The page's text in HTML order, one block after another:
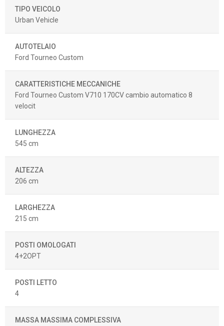
TIPO VEICOLO
Urban Vehicle
AUTOTELAIO
Ford Tourneo Custom
CARATTERISTICHE MECCANICHE
Ford Tourneo Custom V710 170CV cambio automatico 8
velocit
LUNGHEZZA
545 cm
ALTEZZA
206 cm
LARGHEZZA
215 cm
POSTI OMOLOGATI
4+2OPT
POSTI LETTO
4
MASSA MASSIMA COMPLESSIVA